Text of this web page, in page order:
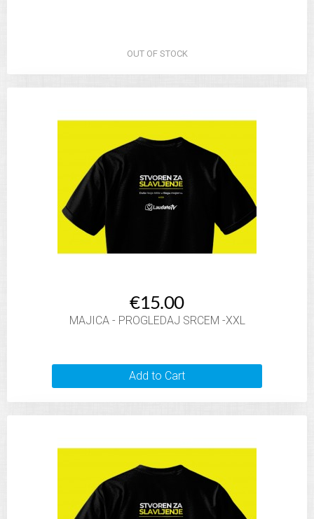
OUT OF STOCK
€15.00
MAJICA - PROGLEDAJ SRCEM -XXL
Add to Cart